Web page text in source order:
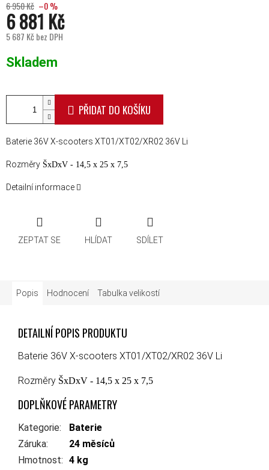
6 950 Kč –0 %
6 881 Kč
5 687 Kč bez DPH
Skladem
PŘIDAT DO KOŠÍKU
Baterie 36V X-scooters XT01/XT02/XR02 36V Li
Rozměry ŠxDxV - 14,5 x 25 x 7,5
Detailní informace
ZEPTAT SE HLÍDAT SDÍLET
Popis Hodnocení Tabulka velikostí
DETAILNÍ POPIS PRODUKTU
Baterie 36V X-scooters XT01/XT02/XR02 36V Li
Rozměry ŠxDxV - 14,5 x 25 x 7,5
DOPLŇKOVÉ PARAMETRY
Kategorie:
Baterie
Záruka:
24 měsíců
Hmotnost: 4 kg